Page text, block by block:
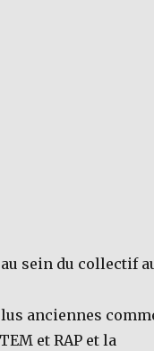
sein du collectif
anciennes
et RAP et la